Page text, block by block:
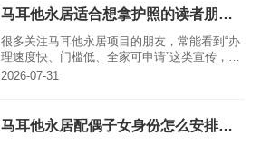
务。本文将完全基于官方正式规则拆解永居转
护照的完整时间轴，全程不拿个案替代通用规
则，不把参考期限当作保证日期，所有判断均
有官方依据可追溯。
马耳他永居适合想拿护照的读者朋友吗｜亚太环球移民解读
很多关注马耳他永居项目的朋友，常能看到“办
理速度快、门槛低、全家可申请”这类宣传，但
这些表述大多没明确标注适用年份和具体办理
稿，不能对个案批准结果、办理周期或未来规
则变动作出保证。
2026-07-31
马耳他永居配偶子女身份怎么安排，这些细节要注意